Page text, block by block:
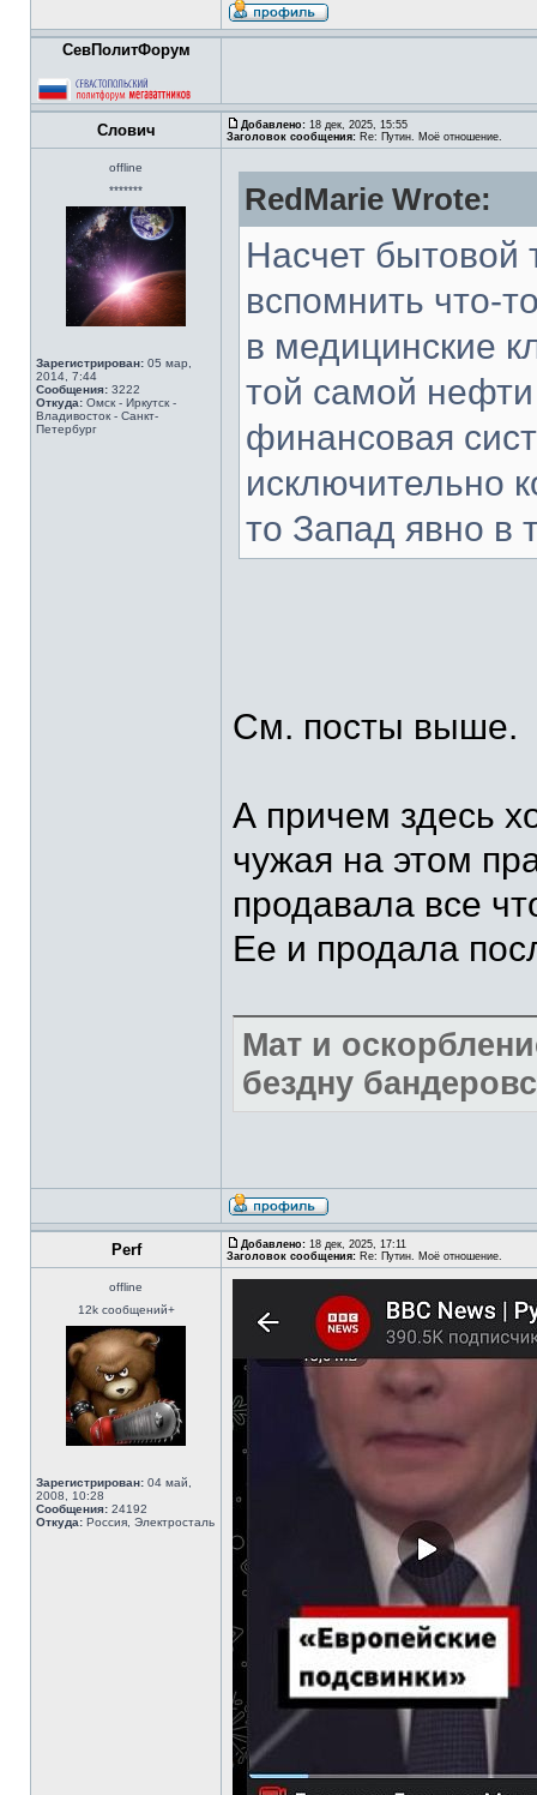
СевПолитФорум
Слович Добавлено: 18 дек, 2025, 15:55
Заголовок сообщения: Re: Путин. Моё отношение.
offline
*******
Зарегистрирован: 05 мар,
2014, 7:44
Сообщения: 3222
Откуда: Омск - Иркутск -
Владивосток - Санкт-
Петербург
RedMarie Wrote:
Насчет бытовой
вспомнить что-
в медицинские
той самой
финансовая
исключительно
то Запад явно в
См. посты выше.
А причем здесь
чужая на этом
продавала все
Ее и продала
Мат и
бездну
Perf Добавлено: 18 дек, 2025, 17:11
Заголовок сообщения: Re: Путин. Моё отношение.
offline
12k сообщений+
Зарегистрирован: 04 май,
2008, 10:28
Сообщения: 24192
Откуда: Россия, Электросталь